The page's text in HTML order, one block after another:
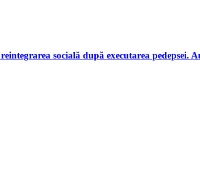
socială după executarea pedepsei.